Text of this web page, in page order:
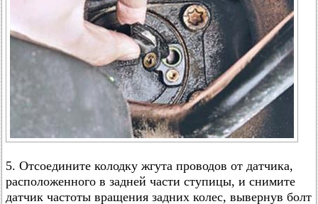
5. Отсоедините колодку жгута проводов от датчика,
расположенного в задней части ступицы, и снимите
датчик частоты вращения задних колес, вывернув болт